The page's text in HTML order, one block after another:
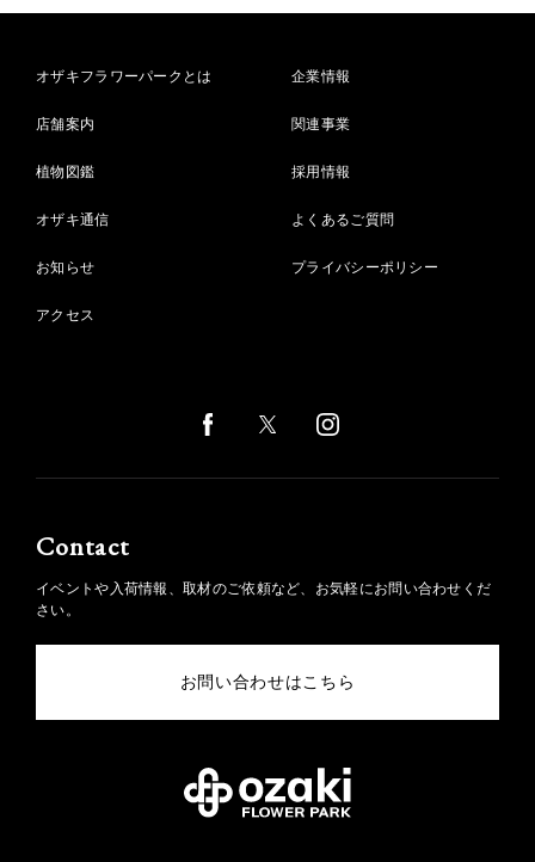
オザキフラワーパークとは
店舗案内
植物図鑑
オザキ通信
お知らせ
アクセス
企業情報
関連事業
採用情報
よくあるご質問
プライバシーポリシー
Contact
イベントや入荷情報、取材のご依頼など、お気軽にお問い合わせくだ
さい。
お問い合わせはこちら